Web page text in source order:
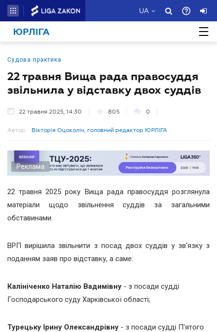
UA
ЮРЛІГА
Судова практика
22 травня Вища рада правосуддя
звільнила у відставку двох суддів
22 травня 2025, 14:30 805 0
Автор: Вікторія Оцоколіч, головний редактор ЮРЛІГА
Реклама
22 травня 2025 року Вища рада правосуддя розглянула
матеріали щодо звільнення суддів за загальними
обставинами.
ВРП вирішила звільнити з посад двох суддів у зв'язку з
поданням заяв про відставку, а саме:
Калініченко Наталію Вадимівну - з посади судді
Господарського суду Харківської області;
Турецьку Ірину Олександрівну - з посади судді П'ятого